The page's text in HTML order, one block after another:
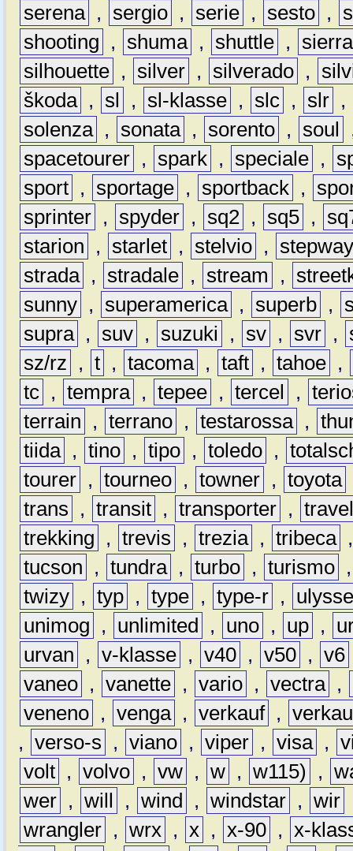
serena , sergio , serie , sesto ,
shooting
, shuma , shuttle ,
sierra
silhouette , silver , silverado ,
škoda , sl , sl-klasse , slc , slr ,
solenza , sonata , sorento , soul
spacetourer , spark , speciale ,
sport , sportage , sportback ,
sprinter , spyder , sq2 , sq5 ,
starion
, starlet , stelvio ,
strada , stradale , stream ,
sunny , superamerica , superb ,
supra , suv , suzuki , sv , svr ,
sz/rz
, t , tacoma , taft , tahoe ,
tc , tempra , tepee , tercel ,
terrain
, terrano , testarossa ,
tiida , tino , tipo , toledo ,
tourer , tourneo , towner , toyota
trans
, transit , transporter ,
trekking
, trevis , trezia , tribeca
tucson
, tundra , turbo , turismo
twizy , typ , type , type-r ,
unimog
, unlimited , uno , up ,
urvan
, v-klasse , v40 , v50 , v6
vaneo , vanette , vario , vectra ,
veneno , venga , verkauf ,
, verso-s , viano , viper , visa ,
volt , volvo , vw , w , w115) ,
wer , will , wind , windstar , wir
wrangler , wrx , x , x-90 , x-